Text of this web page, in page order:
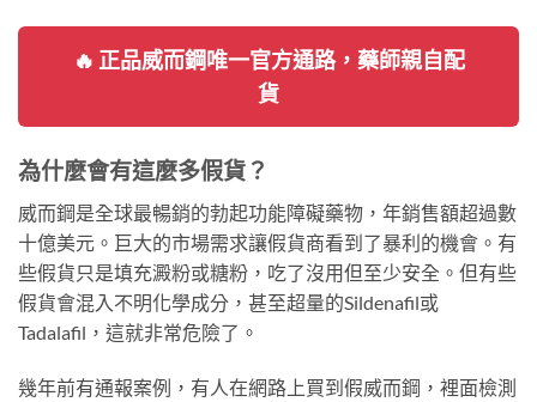
🔥 正品威而鋼唯一官方通路，藥師親自配
貨
為什麼會有這麼多假貨？
威而鋼是全球最暢銷的勃起功能障礙藥物，年銷售額超過數
十億美元。巨大的市場需求讓假貨商看到了暴利的機會。有
些假貨只是填充澱粉或糖粉，吃了沒用但至少安全。但有些
假貨會混入不明化學成分，甚至超量的Sildenafil或
Tadalafil，這就非常危險了。
幾年前有通報案例，有人在網路上買到假威而鋼，裡面檢測